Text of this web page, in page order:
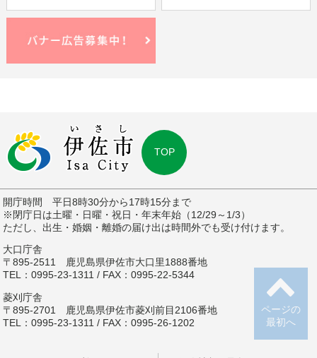
ページの
最初へ
TOP
開庁時間 平日8時30分から17時15分まで
※閉庁日は土曜・日曜・祝日・年末年始（12/29～1/3）
ただし、出生・婚姻・離婚の届け出は時間外でも受け付けます。
大口庁舎
〒895-2511 鹿児島県伊佐市大口里1888番地
TEL：0995-23-1311 / FAX：0995-22-5344
菱刈庁舎
〒895-2701 鹿児島県伊佐市菱刈前目2106番地
TEL：0995-23-1311 / FAX：0995-26-1202